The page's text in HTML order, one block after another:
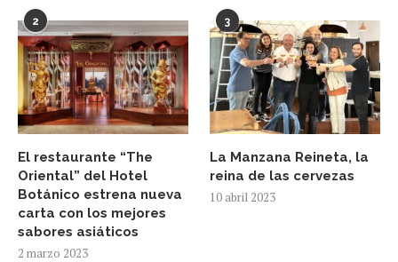
2
El restaurante “The
Oriental” del Hotel
Botánico estrena nueva
carta con los mejores
sabores asiáticos
2 marzo 2023
3
La Manzana Reineta, la
reina de las cervezas
10 abril 2023